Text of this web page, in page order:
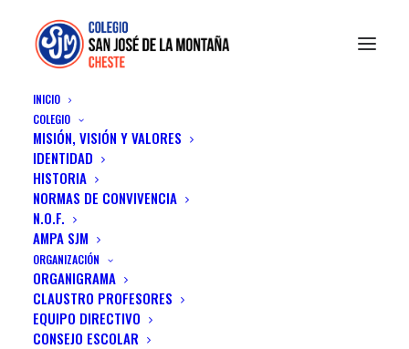
INICIO
COLEGIO
MISIÓN, VISIÓN Y VALORES
IDENTIDAD
HISTORIA
NORMAS DE CONVIVENCIA
N.O.F.
AMPA SJM
ORGANIZACIÓN
ORGANIGRAMA
CLAUSTRO PROFESORES
EQUIPO DIRECTIVO
CONSEJO ESCOLAR
Video Gallery
YouTube, Vimeo or Self-Hosted videos, no